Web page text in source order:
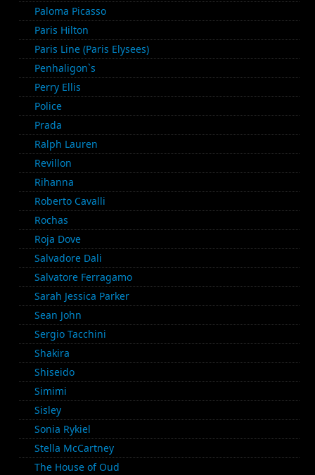
Paloma Picasso
Paris Hilton
Paris Line (Paris Elysees)
Penhaligon`s
Perry Ellis
Police
Prada
Ralph Lauren
Revillon
Rihanna
Roberto Cavalli
Rochas
Roja Dove
Salvadore Dali
Salvatore Ferragamo
Sarah Jessica Parker
Sean John
Sergio Tacchini
Shakira
Shiseido
Simimi
Sisley
Sonia Rykiel
Stella McCartney
The House of Oud